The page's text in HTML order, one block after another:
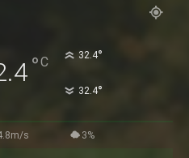
°C 32.4°
32.4°
s 3%